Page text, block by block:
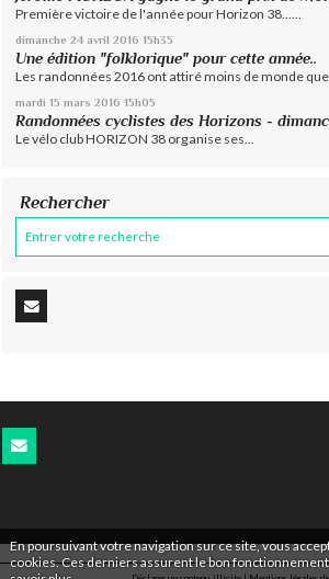
En poursuivant votre navigation sur ce site, vous
cookies. Ces derniers assurent le bon
Première victoire de l'année pour Horizon 38......
dimanche 24 avril 2016 15h35
Une édition "folklorique" pour cette année..
Les randonnées 2016 ont attiré moins de monde
mardi 15 mars 2016 15h05
Randonnées cyclistes des Horizons -
Le vélo club HORIZON 38 organise ses...
Rechercher